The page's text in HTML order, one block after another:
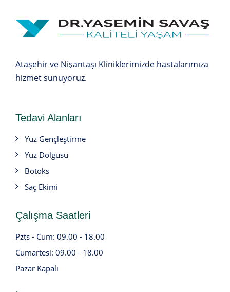
Ataşehir ve Nişantaşı Kliniklerimizde hastalarımıza
hizmet sunuyoruz.
Tedavi Alanları
Yüz Gençleştirme
Yüz Dolgusu
Botoks
Saç Ekimi
Çalışma Saatleri
Pzts - Cum: 09.00 - 18.00
Cumartesi: 09.00 - 18.00
Pazar Kapalı